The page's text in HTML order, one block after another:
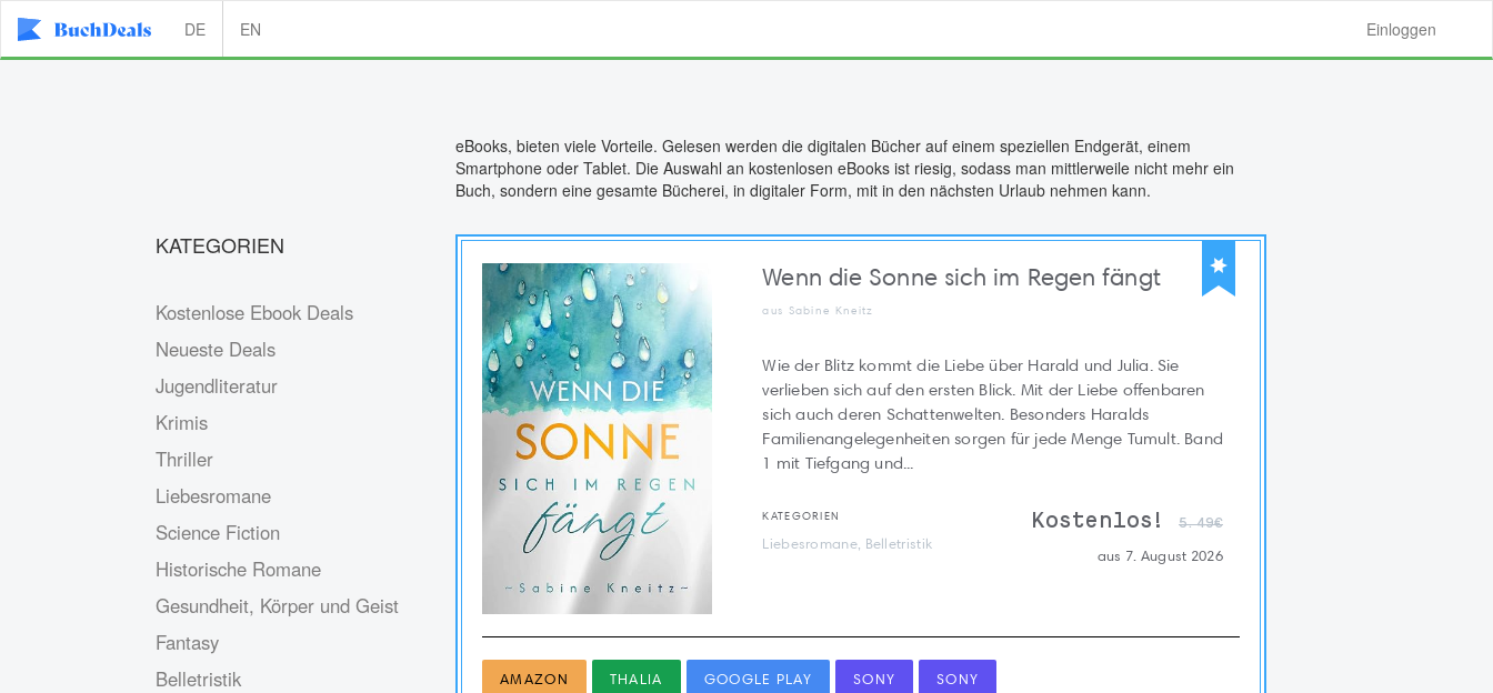
DE EN Einloggen
eBooks, bieten viele Vorteile. Gelesen werden die digitalen Bücher auf einem speziellen Endgerät, einem
Smartphone oder Tablet. Die Auswahl an kostenlosen eBooks ist riesig, sodass man mittlerweile nicht mehr ein
Buch, sondern eine gesamte Bücherei, in digitaler Form, mit in den nächsten Urlaub nehmen kann.
KATEGORIEN
Kostenlose Ebook Deals
Neueste Deals
Jugendliteratur
Krimis
Thriller
Liebesromane
Science Fiction
Historische Romane
Gesundheit, Körper und Geist
Fantasy
Belletristik
Wenn die Sonne sich im Regen fängt
aus Sabine Kneitz
Wie der Blitz kommt die Liebe über Harald und Julia. Sie
verlieben sich auf den ersten Blick. Mit der Liebe offenbaren
sich auch deren Schattenwelten. Besonders Haralds
Familienangelegenheiten sorgen für jede Menge Tumult. Band
1 mit Tiefgang und...
KATEGORIEN
Liebesromane, Belletristik
Kostenlos! 5.49€
aus 7. August 2026
AMAZON THALIA GOOGLE PLAY SONY SONY